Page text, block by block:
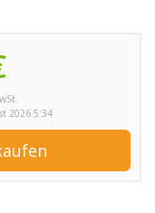
2026 5:34